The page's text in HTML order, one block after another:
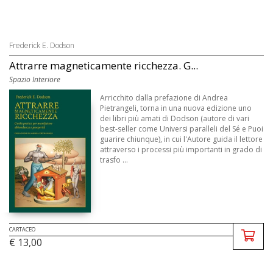
Frederick E. Dodson
Attrarre magneticamente ricchezza. G...
Spazio Interiore
Arricchito dalla prefazione di Andrea
Pietrangeli, torna in una nuova edizione uno
dei libri più amati di Dodson (autore di vari
best-seller come Universi paralleli del Sé e Puoi
guarire chiunque), in cui l'Autore guida il lettore
attraverso i processi più importanti in grado di
trasfo ...
CARTACEO
€ 13,00